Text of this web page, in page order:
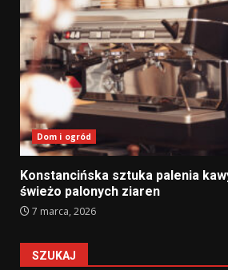
Dom i ogród
Konstancińska sztuka palenia
świeżo palonych ziaren
7 marca, 2026
SZUKAJ